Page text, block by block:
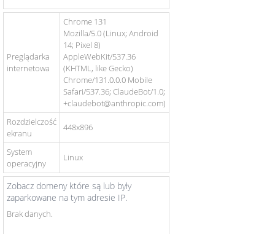
Preglądarka
internetowa
Chrome 131
Mozilla/5.0 (Linux; Android
14; Pixel 8)
AppleWebKit/537.36
(KHTML, like Gecko)
Chrome/131.0.0.0 Mobile
Safari/537.36; ClaudeBot/1.0;
+claudebot@anthropic.com)
Rozdzielczość
ekranu
448x896
System
operacyjny
Linux
Zobacz domeny które są lub były
zaparkowane na tym adresie IP.
Brak danych.